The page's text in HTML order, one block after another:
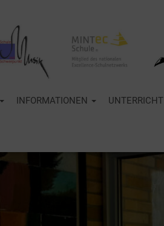
INFORMATIONEN UNTERRICHT